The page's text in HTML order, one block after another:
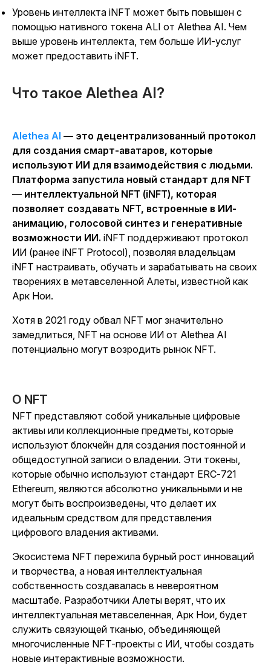
Уровень интеллекта iNFT может быть повышен с
помощью нативного токена ALI от Alethea AI. Чем
выше уровень интеллекта, тем больше ИИ-услуг
может предоставить iNFT.
Что такое Alethea AI?
Alethea AI — это децентрализованный протокол
для создания смарт-аватаров, которые
используют ИИ для взаимодействия с людьми.
Платформа запустила новый стандарт для NFT
— интеллектуальной NFT (iNFT), которая
позволяет создавать NFT, встроенные в ИИ-
анимацию, голосовой синтез и генеративные
возможности ИИ. iNFT поддерживают протокол
ИИ (ранее iNFT Protocol), позволяя владельцам
iNFT настраивать, обучать и зарабатывать на своих
творениях в метавселенной Алеты, известной как
Арк Нои.
Хотя в 2021 году обвал NFT мог значительно
замедлиться, NFT на основе ИИ от Alethea AI
потенциально могут возродить рынок NFT.
О NFT
NFT представляют собой уникальные цифровые
активы или коллекционные предметы, которые
используют блокчейн для создания постоянной и
общедоступной записи о владении. Эти токены,
которые обычно используют стандарт ERC-721
Ethereum, являются абсолютно уникальными и не
могут быть воспроизведены, что делает их
идеальным средством для представления
цифрового владения активами.
Экосистема NFT пережила бурный рост инноваций
и творчества, а новая интеллектуальная
собственность создавалась в невероятном
масштабе. Разработчики Алеты верят, что их
интеллектуальная метавселенная, Арк Нои, будет
служить связующей тканью, объединяющей
многочисленные NFT-проекты с ИИ, чтобы создать
новые интерактивные возможности.